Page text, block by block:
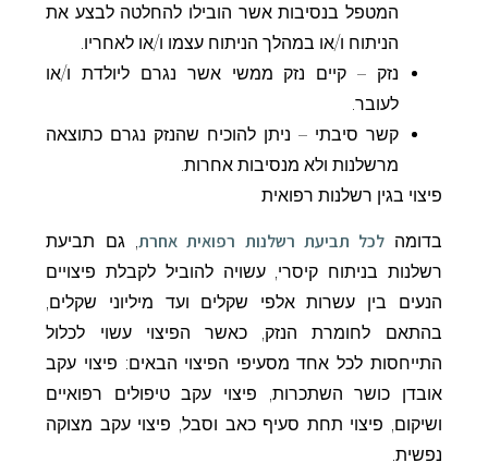
המטפל בנסיבות אשר הובילו להחלטה לבצע את
הניתוח ו/או במהלך הניתוח עצמו ו/או לאחריו.
נזק – קיים נזק ממשי אשר נגרם ליולדת ו/או
לעובר.
קשר סיבתי – ניתן להוכיח שהנזק נגרם כתוצאה
מרשלנות ולא מנסיבות אחרות.
פיצוי בגין רשלנות רפואית
בדומה לכל תביעת רשלנות רפואית אחרת, גם תביעת
רשלנות בניתוח קיסרי, עשויה להוביל לקבלת פיצויים
הנעים בין עשרות אלפי שקלים ועד מיליוני שקלים,
בהתאם לחומרת הנזק, כאשר הפיצוי עשוי לכלול
התייחסות לכל אחד מסעיפי הפיצוי הבאים: פיצוי עקב
אובדן כושר השתכרות, פיצוי עקב טיפולים רפואיים
ושיקום, פיצוי תחת סעיף כאב וסבל, פיצוי עקב מצוקה
נפשית.